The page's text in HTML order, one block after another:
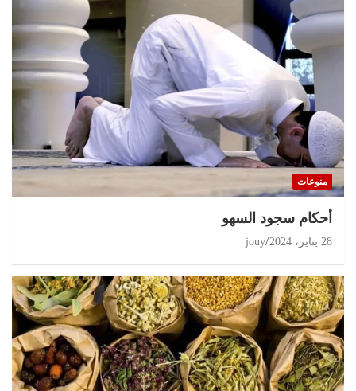
منوعات
أحكام سجود السهو
28 يناير، 2024 jouy